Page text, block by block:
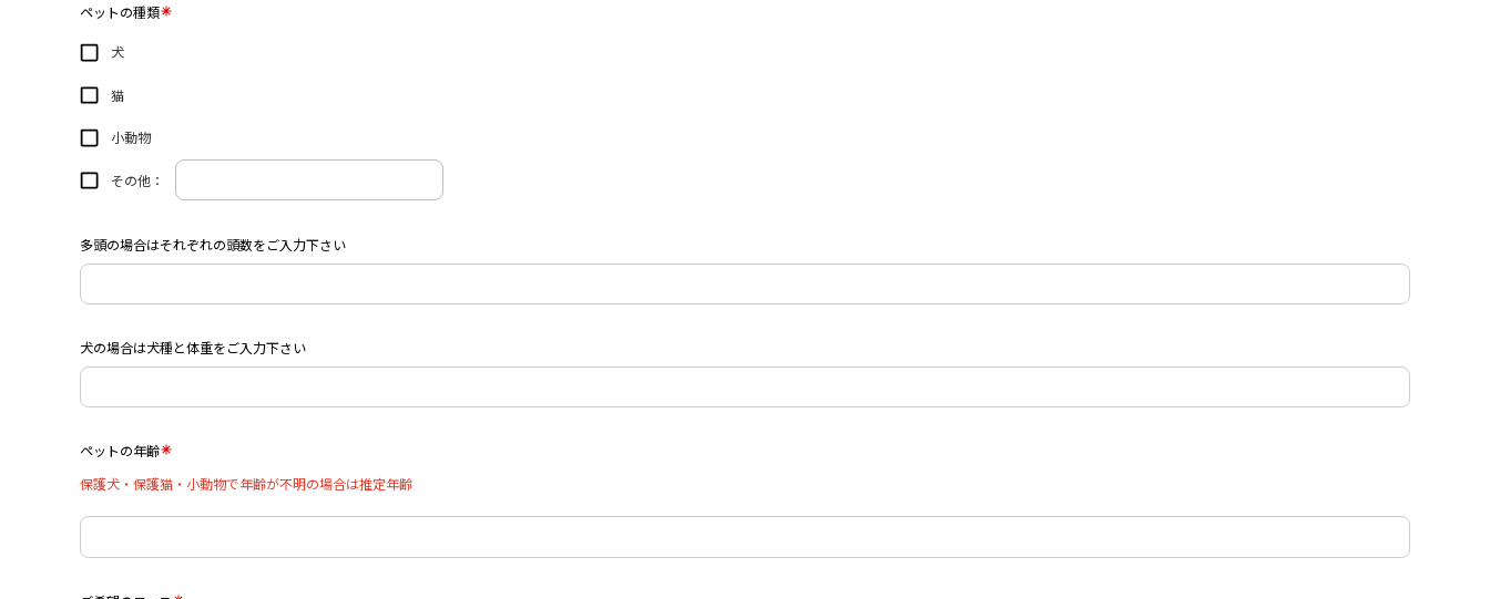
ペットの種類
犬
猫
小動物
その他：
多頭の場合はそれぞれの頭数をご入力下さい
犬の場合は犬種と体重をご入力下さい
ペットの年齢
保護犬・保護猫・小動物で年齢が不明の場合は推定年齢